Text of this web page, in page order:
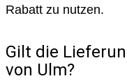
Rabatt zu nutzen.
Gilt die
von Ulm?